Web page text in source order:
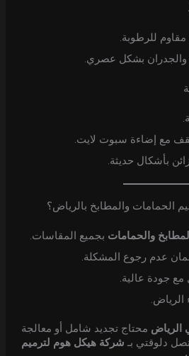
للرطوبة.
والجدران بشكل عصري.
مع إضاءة سبوت لايت.
بأشكال حديثة.
الحمامات والمطابخ بالرياض؟
والحمامات بجميع المقاسات.
عدم رجوع المشكلة.
جودة عالية.
الرياض محتاج تجديد شامل أو معالجة
دلوقتي بـ شركة هيكل هوم لترميم